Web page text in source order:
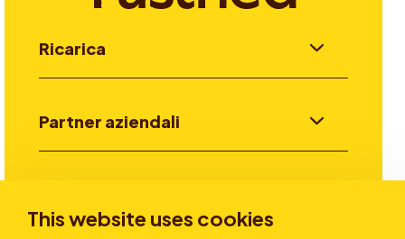
This website uses cookies
Ricarica
Partner aziendali